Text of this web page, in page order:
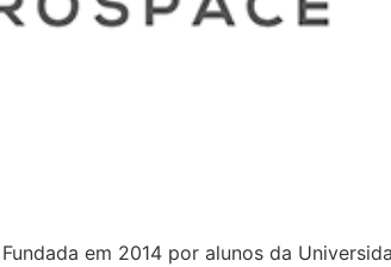
em 2014 por alunos da